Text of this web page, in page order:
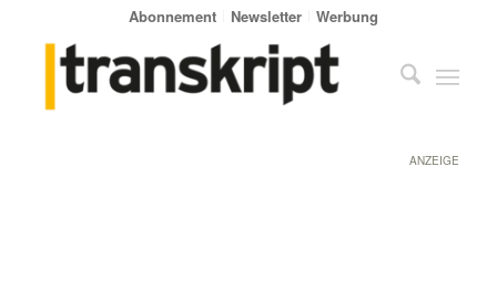
Abonnement Newsletter Werbung
ANZEIGE